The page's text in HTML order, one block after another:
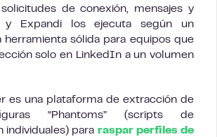
de conexión, mensajes y
y Expandi los ejecuta según un
herramienta sólida para equipos que
solo en LinkedIn a un volumen
es una plataforma de extracción de
“Phantoms” (scripts de
individuales) para raspar perfiles de